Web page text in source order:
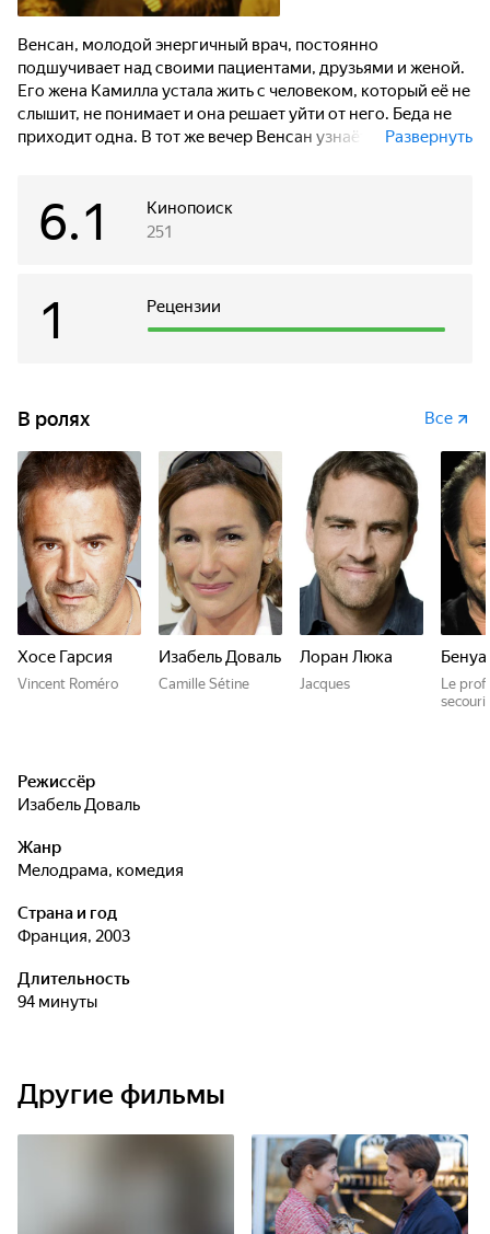
Венсан, молодой энергичный врач, постоянно
подшучивает над своими пациентами, друзьями и женой.
Его жена Камилла устала жить с человеком, который её не
слышит, не понимает и она решает уйти от него. Беда не
приходит одна. В тот же вечер Венсан узнаёт, что его
Раздираемый противоречиями, не зная, что выбрать: свою
любовь к шуткам и розыгрышам или скрываемую в
собственного «я». Чтобы обрести себя, ему приходится
столкнуться с реальной жизнью, истинными чувствами и
умерить свой запал юмора, чтобы, в конце концов,
Развернуть
Кинопоиск
6.1 251
Рецензии
1
В ролях Все
Хосе Гарсия
Vincent Roméro
Изабель Доваль
Camille Sétine
Лоран Люка
Jacques
Le prof
Режиссёр
Изабель Доваль
Жанр
мелодрама, комедия
Страна и год
Франция, 2003
Длительность
94 минуты
Другие фильмы